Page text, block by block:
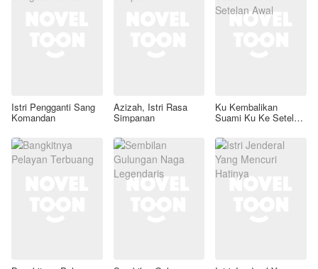
Istri Pengganti Sang
Komandan
Azizah, Istri Rasa
Simpanan
Ku Kembalikan
Suami Ku Ke Setelan